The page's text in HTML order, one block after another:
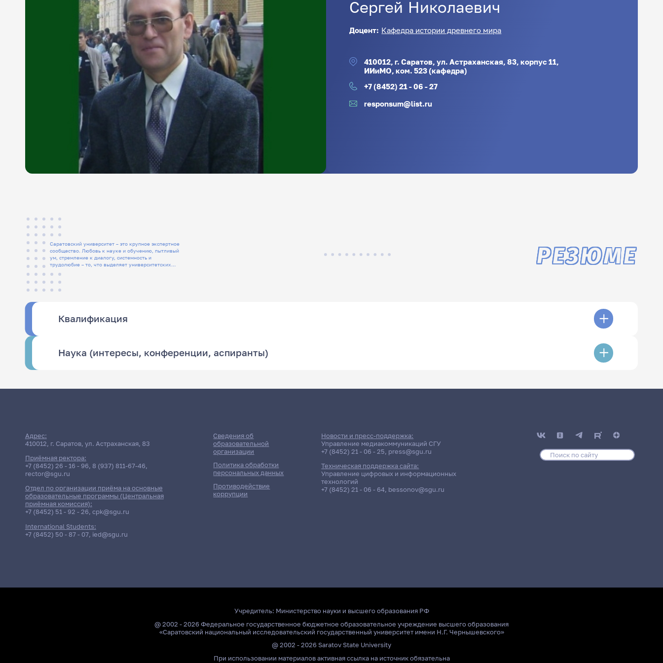
Сергей Николаевич
Доцент: Кафедра истории древнего мира
410012, г. Саратов, ул. Астраханская, 83, корпус 11,
ИИиМО, ком. 523 (кафедра)
+7 (8452) 21 - 06 - 27
responsum@list.ru
Саратовский университет – это крупное экспертное
сообщество. Любовь к науке и обучению, пытливый
ум, стремление к диалогу, системность и
трудолюбие – то, что выделяет университетских
РЕЗЮМЕ
Квалификация
Наука (интересы, конференции, аспиранты)
Адрес:
410012, г. Саратов, ул. Астраханская, 83
Приёмная ректора:
+7 (8452) 26 - 16 - 96, 8 (937) 811-67-46,
rector@sgu.ru
Отдел по организации приёма на основные
образовательные программы (Центральная
приёмная комиссия):
+7 (8452) 51 - 92 - 26, cpk@sgu.ru
International Students:
+7 (8452) 50 - 87 - 07, ied@sgu.ru
Сведения об
образовательной
организации
Политика обработки
персональных данных
Противодействие
коррупции
Новости и пресс-поддержка:
Управление медиакоммуникаций СГУ
+7 (8452) 21 - 06 - 25, press@sgu.ru
Техническая поддержка сайта:
Управление цифровых и информационных
технологий
+7 (8452) 21 - 06 - 64, bessonov@sgu.ru
Учредитель: Министерство науки и высшего образования РФ
@ 2002 - 2026 Федеральное государственное бюджетное образовательное учреждение высшего образования
«Саратовский национальный исследовательский государственный университет имени Н.Г. Чернышевского»
@ 2002 - 2026 Saratov State University
При использовании материалов активная ссылка на источник обязательна